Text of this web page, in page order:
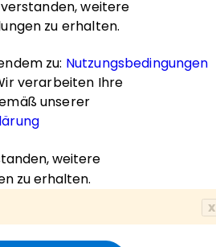
weitere
zu erhalten.
zu: Nutzungsbedingungen
verarbeiten Ihre
unserer
weitere
zu erhalten.
x